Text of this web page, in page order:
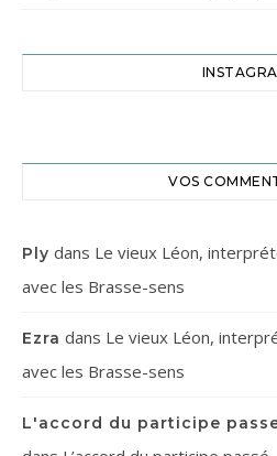
VOS
Ply dans Le vieux Léon,
avec les Brasse-sens
Ezra dans Le vieux Léon,
avec les Brasse-sens
L'accord du participe